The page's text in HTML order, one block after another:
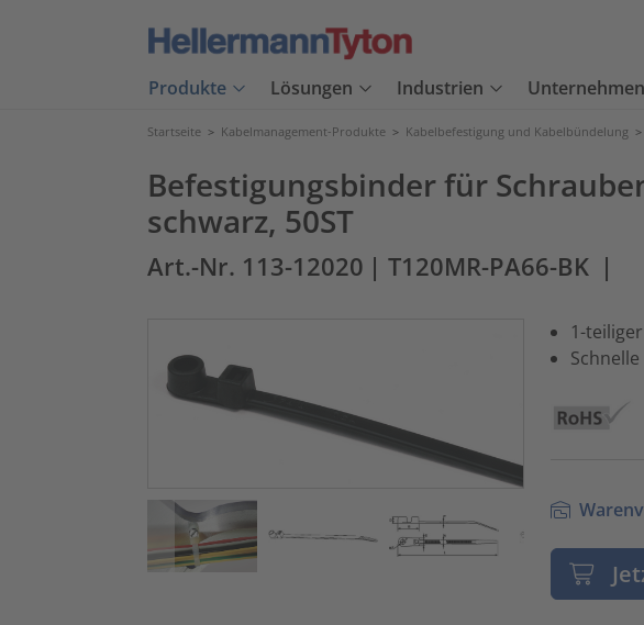
Produkte Lösungen Industrien Unternehmen
Startseite > Kabelmanagement-Produkte > Kabelbefestigung und Kabelbündelung >
Befestigungsbinder für
schwarz, 50ST
Art.-Nr. 113-12020 | T120MR-PA66-BK |
1-